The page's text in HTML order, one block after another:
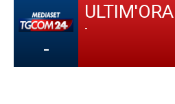
-
ULTIM'ORA
-